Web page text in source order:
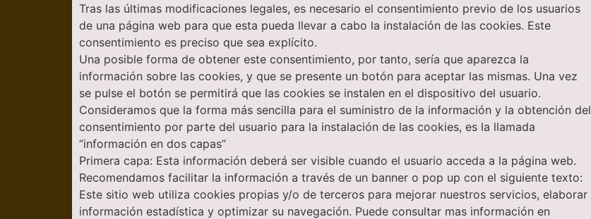
Tras las últimas modificaciones legales, es necesario el consentimiento previo de los usuarios
de una página web para que esta pueda llevar a cabo la instalación de las cookies. Este
consentimiento es preciso que sea explícito.
Una posible forma de obtener este consentimiento, por tanto, sería que aparezca la
información sobre las cookies, y que se presente un botón para aceptar las mismas. Una vez
se pulse el botón se permitirá que las cookies se instalen en el dispositivo del usuario.
Consideramos que la forma más sencilla para el suministro de la información y la obtención del
consentimiento por parte del usuario para la instalación de las cookies, es la llamada
“información en dos capas”
Primera capa: Esta información deberá ser visible cuando el usuario acceda a la página web.
Recomendamos facilitar la información a través de un banner o pop up con el siguiente texto:
Este sitio web utiliza cookies propias y/o de terceros para mejorar nuestros servicios, elaborar
información estadística y optimizar su navegación. Puede consultar mas información en